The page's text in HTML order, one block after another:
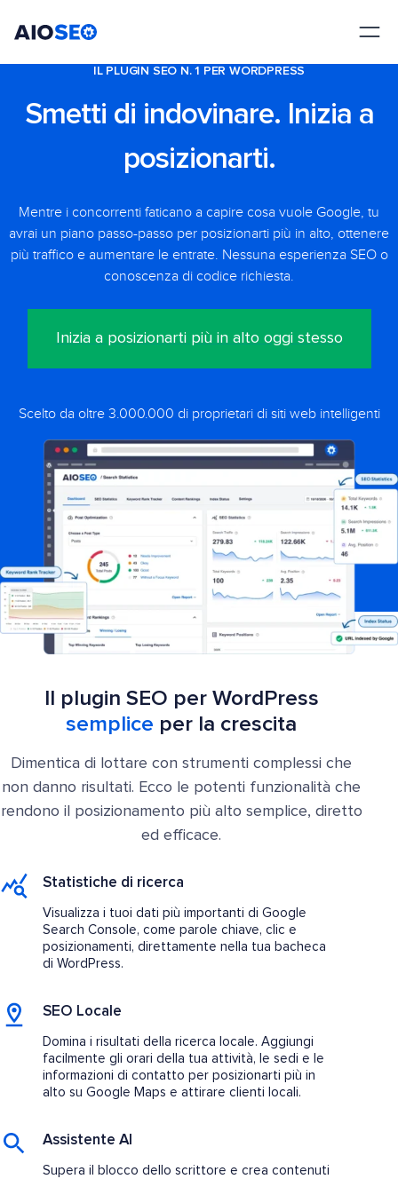
IL PLUGIN SEO N. 1 PER WORDPRESS
Smetti di indovinare. Inizia a
posizionarti.
Mentre i concorrenti faticano a capire cosa vuole Google, tu
avrai un piano passo-passo per posizionarti più in alto, ottenere
più traffico e aumentare le entrate. Nessuna esperienza SEO o
conoscenza di codice richiesta.
Inizia a posizionarti più in alto oggi stesso
Scelto da oltre 3.000.000 di proprietari di siti web intelligenti
Il plugin SEO per WordPress
semplice per la crescita
Dimentica di lottare con strumenti complessi che
non danno risultati. Ecco le potenti funzionalità che
rendono il posizionamento più alto semplice, diretto
ed efficace.
Statistiche di ricerca
Visualizza i tuoi dati più importanti di Google
Search Console, come parole chiave, clic e
posizionamenti, direttamente nella tua bacheca
di WordPress.
SEO Locale
Domina i risultati della ricerca locale. Aggiungi
facilmente gli orari della tua attività, le sedi e le
informazioni di contatto per posizionarti più in
alto su Google Maps e attirare clienti locali.
Assistente AI
Supera il blocco dello scrittore e crea contenuti